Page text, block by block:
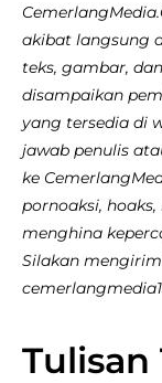
akibat langsung
teks, gambar,
disampaikan
yang tersedia di
jawab penulis
ke
pornoaksi,
menghina
Silakan
Tulisan